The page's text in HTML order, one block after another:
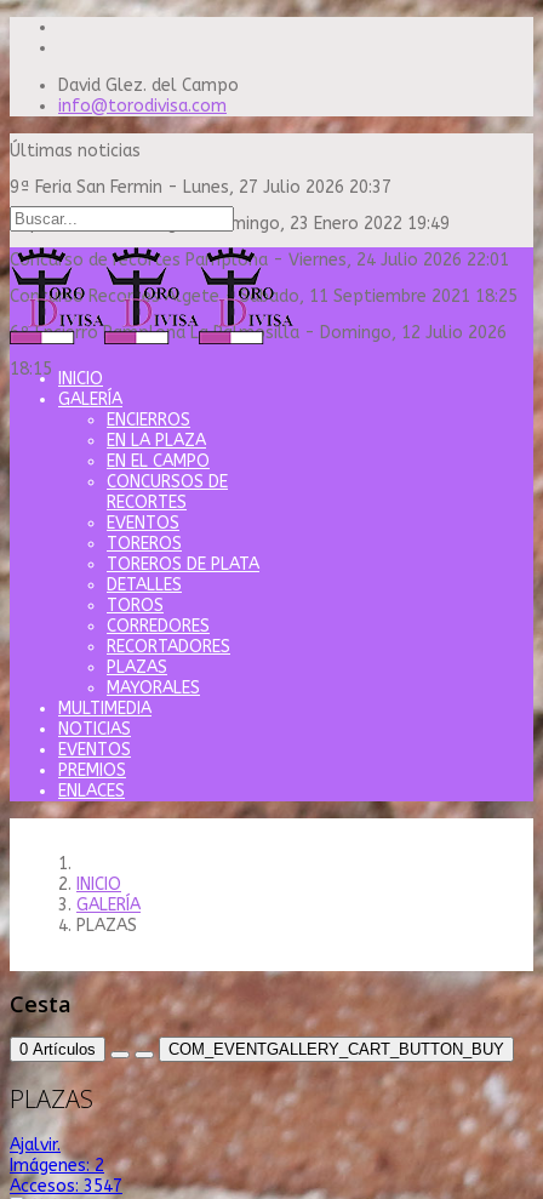
David Glez. del Campo
info@torodivisa.com
Últimas noticias
9ª Feria San Fermin - Lunes, 27 Julio 2026 20:37
Capea Sanse Domingo
Domingo, 23 Enero 2022 19:49
Concurso de recortes Pamplona - Viernes, 24 Julio 2026 22:01
Concurso Recortes Algete-Sábado, 11 Septiembre 2021 18:25
6º Encierro Pamplona La Palmosilla - Domingo, 12 Julio 2026
18:15
INICIO
GALERÍA
ENCIERROS
EN LA PLAZA
EN EL CAMPO
CONCURSOS DE
RECORTES
EVENTOS
TOREROS
TOREROS DE PLATA
DETALLES
TOROS
CORREDORES
RECORTADORES
PLAZAS
MAYORALES
MULTIMEDIA
NOTICIAS
EVENTOS
PREMIOS
ENLACES
INICIO
GALERÍA
PLAZAS
Cesta
0 Artículos COM_EVENTGALLERY_CART_BUTTON_BUY
PLAZAS
Ajalvir.
Imágenes: 2
Accesos: 3547